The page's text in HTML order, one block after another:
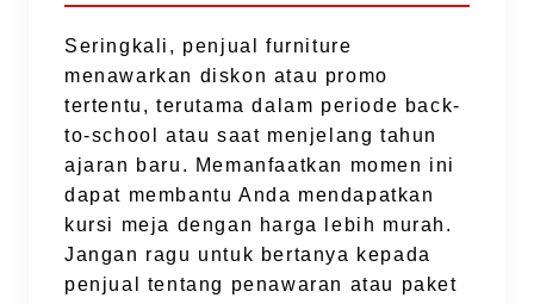
Seringkali, penjual furniture
menawarkan diskon atau promo
tertentu, terutama dalam periode back-
to-school atau saat menjelang tahun
ajaran baru. Memanfaatkan momen ini
dapat membantu Anda mendapatkan
kursi meja dengan harga lebih murah.
Jangan ragu untuk bertanya kepada
penjual tentang penawaran atau paket